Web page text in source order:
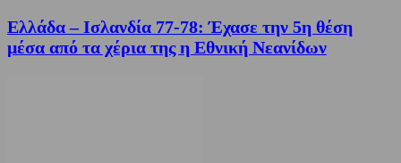
Ελλάδα – Ισλανδία 77-78: Έχασε την 5η θέση
μέσα από τα χέρια της η Εθνική Νεανίδων